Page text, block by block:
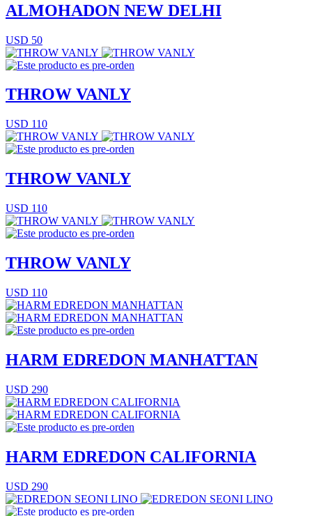
ALMOHADON NEW DELHI
USD 50
THROW VANLY
USD 110
THROW VANLY
USD 110
THROW VANLY
USD 110
HARM EDREDON MANHATTAN
USD 290
HARM EDREDON CALIFORNIA
USD 290